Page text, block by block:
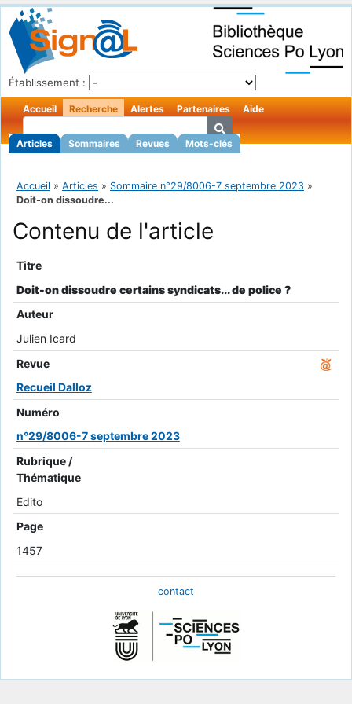
Établissement :
Accueil Recherche
Articles Sommaires Revues Mots-clés
Alertes Partenaires Aide
Accueil » Articles » Sommaire n°29/8006-7 septembre 2023 »
Doit-on dissoudre...
Contenu de l'article
Titre
Doit-on dissoudre certains syndicats... de police ?
Auteur
Julien Icard
Revue
Recueil Dalloz
Numéro
n°29/8006-7 septembre 2023
Rubrique /
Thématique
Edito
Page
1457
contact